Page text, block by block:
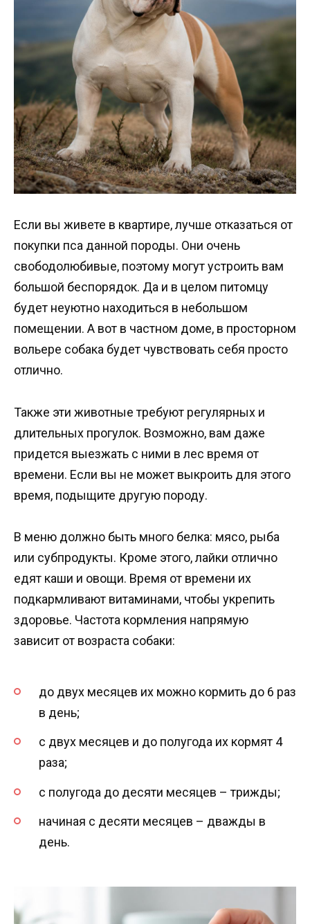
Если вы живете в квартире, лучше отказаться от
покупки пса данной породы. Они очень
свободолюбивые, поэтому могут устроить вам
большой беспорядок. Да и в целом питомцу
будет неуютно находиться в небольшом
помещении. А вот в частном доме, в просторном
вольере собака будет чувствовать себя просто
отлично.
Также эти животные требуют регулярных и
длительных прогулок. Возможно, вам даже
придется выезжать с ними в лес время от
времени. Если вы не может выкроить для этого
время, подыщите другую породу.
В меню должно быть много белка: мясо, рыба
или субпродукты. Кроме этого, лайки отлично
едят каши и овощи. Время от времени их
подкармливают витаминами, чтобы укрепить
здоровье. Частота кормления напрямую
зависит от возраста собаки:
до двух месяцев их можно кормить до 6 раз
в день;
с двух месяцев и до полугода их кормят 4
раза;
с полугода до десяти месяцев – трижды;
начиная с десяти месяцев – дважды в
день.